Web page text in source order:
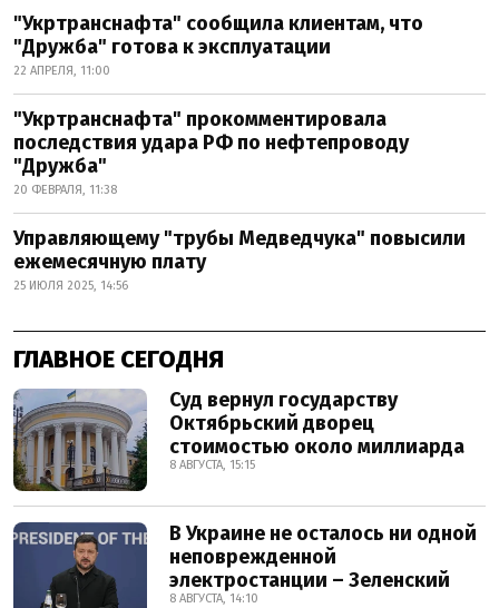
"Укртранснафта" сообщила клиентам, что
"Дружба" готова к эксплуатации
22 АПРЕЛЯ, 11:00
"Укртранснафта" прокомментировала
последствия удара РФ по нефтепроводу
"Дружба"
20 ФЕВРАЛЯ, 11:38
Управляющему "трубы Медведчука" повысили
ежемесячную плату
25 ИЮЛЯ 2025, 14:56
ГЛАВНОЕ СЕГОДНЯ
Суд вернул государству
Октябрьский дворец
стоимостью около миллиарда
8 АВГУСТА, 15:15
В Украине не осталось ни одной
неповрежденной
электростанции – Зеленский
8 АВГУСТА, 14:10